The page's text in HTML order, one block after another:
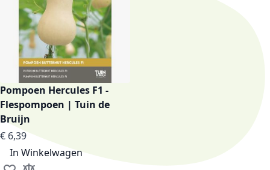
Pompoen Hercules F1 -
Flespompoen | Tuin de
Bruijn
€ 6,39
In Winkelwagen